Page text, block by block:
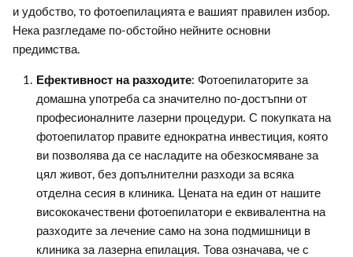
и удобство, то фотоепилацията е вашият правилен избор.
Нека разгледаме по-обстойно нейните основни
предимства.
Ефективност на разходите: Фотоепилаторите за
домашна употреба са значително по-достъпни от
професионалните лазерни процедури. С покупката на
фотоепилатор правите еднократна инвестиция, която
ви позволява да се насладите на обезкосмяване за
цял живот, без допълнителни разходи за всяка
отделна сесия в клиника. Цената на един от нашите
висококачествени фотоепилатори е еквивалентна на
разходите за лечение само на зона подмишници в
клиника за лазерна епилация. Това означава, че с